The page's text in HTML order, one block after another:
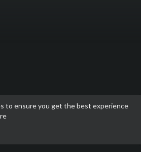
to ensure you get the best experience